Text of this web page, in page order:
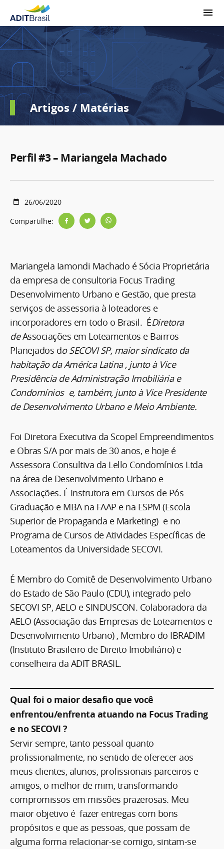
Artigos / Matérias
Perfil #3 – Mariangela Machado
26/06/2020
Compartilhe:
Mariangela Iamondi Machado é Sócia Proprietária
da empresa de consultoria Focus Trading
Desenvolvimento Urbano e Gestão, que presta
serviços de assessoria à loteadores e
incorporadores em todo o Brasil. ÉDiretora
deAssociações em Loteamentos e Bairros
Planejados do SECOVI SP, maior sindicato da
habitação da América Latina , junto à Vice
Presidência de Administração Imobiliária e
Condomínios e, também, junto à Vice Presidente
de Desenvolvimento Urbano e Meio Ambiente.
Foi Diretora Executiva da Scopel Empreendimentos
e Obras S/A por mais de 30 anos, e hoje é
Assessora Consultiva da Lello Condomínios Ltda
na área de Desenvolvimento Urbano e
Associações. É Instrutora em Cursos de Pós-
Graduação e MBA na FAAP e na ESPM (Escola
Superior de Propaganda e Marketing) e no
Programa de Cursos de Atividades Específicas de
Loteamentos da Universidade SECOVI.
É Membro do Comitê de Desenvolvimento Urbano
do Estado de São Paulo (CDU), integrado pelo
SECOVI SP, AELO e SINDUSCON. Colaboradora da
AELO (Associação das Empresas de Loteamentos e
Desenvolvimento Urbano) , Membro do IBRADIM
(Instituto Brasileiro de Direito Imobiliário) e
conselheira da ADIT BRASIL.
Qual foi o maior desafio que você
enfrentou/enfrenta atuando na Focus Trading
e no SECOVI ?
Servir sempre, tanto pessoal quanto
profissionalmente, no sentido de oferecer aos
meus clientes, alunos, profissionais parceiros e
amigos, o melhor de mim, transformando
compromissos em missões prazerosas. Meu
maior objetivo é fazer entregas com bons
propósitos e que as pessoas, que possam de
alguma forma relacionar-se comigo, sintam-se